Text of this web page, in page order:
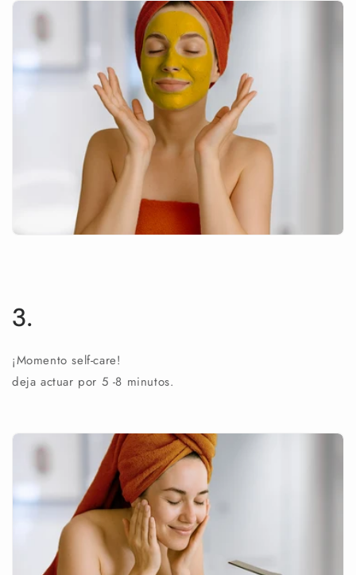
3.
¡Momento self-care!
deja actuar por 5 -8 minutos.